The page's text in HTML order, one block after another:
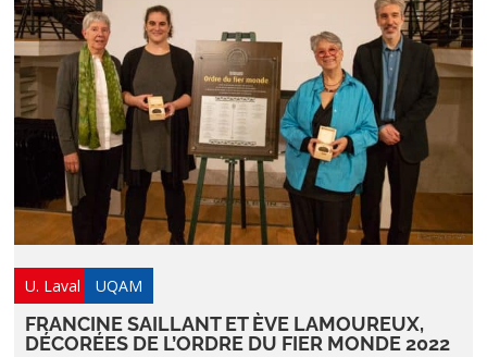
U. Laval UQAM
FRANCINE SAILLANT ET ÈVE LAMOUREUX,
DÉCORÉES DE L’ORDRE DU FIER MONDE 2022